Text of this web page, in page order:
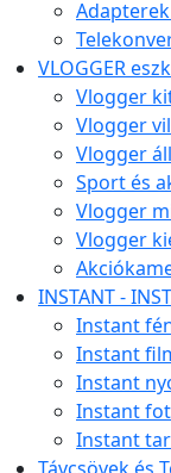
VLOGGER
Vlogger
Vlogger
Vlogger
Sport és
Vlogger
Vlogger
INSTANT -
Instant
Instant
Instant
Instant
Instant